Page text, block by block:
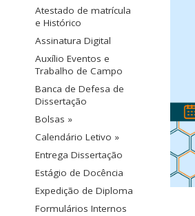
Atestado de matrícula
e Histórico
Assinatura Digital
Auxílio Eventos e
Trabalho de Campo
Banca de Defesa de
Dissertação
Bolsas »
Calendário Letivo »
Entrega Dissertação
Estágio de Docência
Expedição de Diploma
Formulários Internos